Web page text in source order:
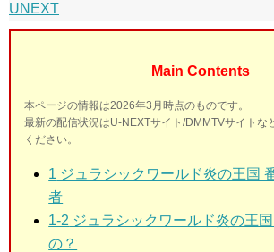
UNEXT
Main Contents
本ページの情報は2026年3月時点のものです。
最新の配信状況はU-NEXTサイト/DMMTVサイトな
ください。
1 ジュラシックワールド炎の王国
者
1-2 ジュラシックワールド炎の王
の？